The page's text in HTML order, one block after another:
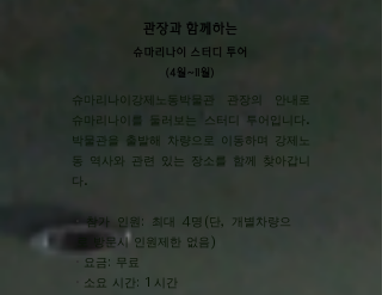
관장과 함께하는
슈마리나이 스터디 투어
(4월~11월)
​슈마리나이강제노동박물관 관장의 안내로
슈마리나이를 둘러보는 스터디 투어입니다.
박물관을 출발해 차량으로 이동하며 강제노
동 역사와 관련 있는 장소를 함께 찾아갑니
다.
참가 인원: 최대 4명(단, 개별차량으
로 방문시 인원제한 없음)
요금: 무료
소요 시간: 1시간